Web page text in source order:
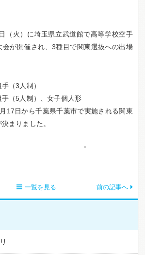
（火）に埼玉県立武道館で高等学校空手
会が開催され、3種目で関東選抜への出場
（3人制）
（5人制）、女子個人形
17日から千葉県千葉市で実施される関東
まりました。
一覧を見る 前の記事へ